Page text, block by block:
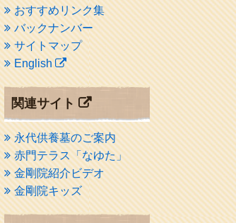
おすすめリンク集
バックナンバー
サイトマップ
English
関連サイト
永代供養墓のご案内
赤門テラス「なゆた」
金剛院紹介ビデオ
金剛院キッズ